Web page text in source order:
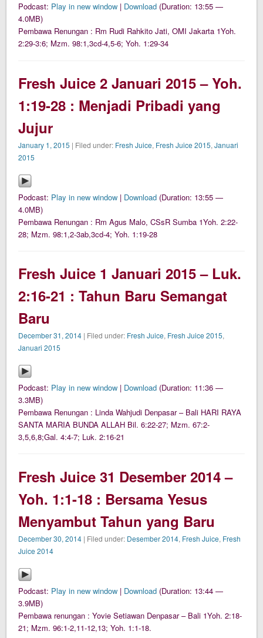
Podcast: Play in new window | Download (Duration: 13:55 —
4.0MB)
​​Pembawa Renungan : Rm Rudi Rahkito Jati, OMI Jakarta 1Yoh.
2:29-3:6; Mzm. 98:1,3cd-4,5-6; Yoh. 1:29-34
Fresh Juice 2 Januari 2015 – Yoh.
1:19-28 : Menjadi Pribadi yang
Jujur
January 1, 2015 | Filed under: Fresh Juice, Fresh Juice 2015,Januari
2015
Podcast: Play in new window | Download (Duration: 13:55 —
4.0MB)
Pembawa Renungan : Rm Agus Malo, CSsR Sumba 1Yoh. 2:22-
28; Mzm. 98:1,2-3ab,3cd-4; Yoh. 1:19-28
Fresh Juice 1 Januari 2015 – Luk.
2:16-21 : Tahun Baru Semangat
Baru
December 31, 2014 | Filed under: Fresh Juice, Fresh Juice 2015,
Januari 2015
Podcast: Play in new window | Download (Duration: 11:36 —
3.3MB)
Pembawa Renungan : Linda Wahjudi Denpasar – Bali HARI RAYA
SANTA MARIA BUNDA ALLAH Bil. 6:22-27; Mzm. 67:2-
3,5,6,8;Gal. 4:4-7; Luk. 2:16-21
Fresh Juice 31 Desember 2014 –
Yoh. 1:1-18 : Bersama Yesus
Menyambut Tahun yang Baru
December 30, 2014 | Filed under: Desember 2014, Fresh Juice, Fresh
Juice 2014
Podcast: Play in new window | Download (Duration: 13:44 —
3.9MB)
Pembawa renungan : Yovie Setiawan Denpasar – Bali 1Yoh. 2:18-
21; Mzm. 96:1-2,11-12,13; Yoh. 1:1-18.